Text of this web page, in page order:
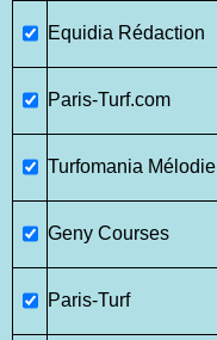
Equidia Rédaction
Paris-Turf.com
Turfomania Mélodie
Geny Courses
Paris-Turf